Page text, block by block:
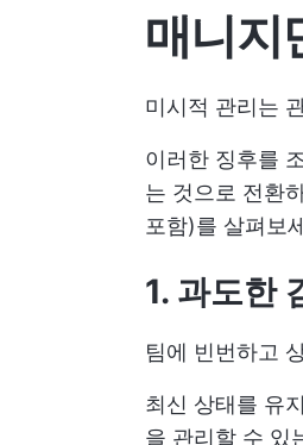
매니지
미시적 관리는
이러한 징후를
는 것으로 전환
포함)를 살펴보
1. 과도한
팀에 빈번하고
최신 상태를 유
을 관리할 수 있